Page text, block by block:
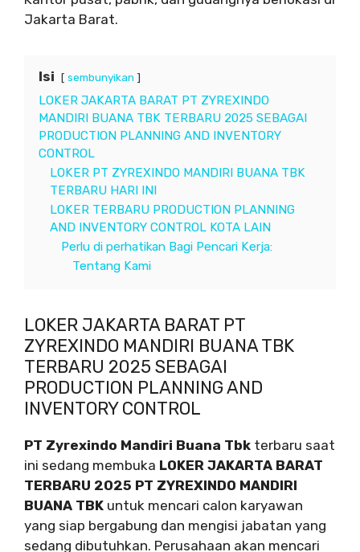
Jakarta Barat.
Isi sembunyikan
LOKER JAKARTA BARAT PT ZYREXINDO
MANDIRI BUANA TBK TERBARU 2025 SEBAGAI
PRODUCTION PLANNING AND INVENTORY
CONTROL
LOKER PT ZYREXINDO MANDIRI BUANA TBK
TERBARU HARI INI
LOKER TERBARU PRODUCTION PLANNING
AND INVENTORY CONTROL KOTA LAIN
Perlu di perhatikan Bagi Pencari Kerja:
Tentang Kami
LOKER JAKARTA BARAT PT
ZYREXINDO MANDIRI BUANA TBK
TERBARU 2025 SEBAGAI
PRODUCTION PLANNING AND
INVENTORY CONTROL
PT Zyrexindo Mandiri Buana Tbk terbaru saat
ini sedang membuka LOKER JAKARTA BARAT
TERBARU 2025 PT ZYREXINDO MANDIRI
BUANA TBK untuk mencari calon karyawan
yang siap bergabung dan mengisi jabatan yang
sedang dibutuhkan. Perusahaan akan mencari